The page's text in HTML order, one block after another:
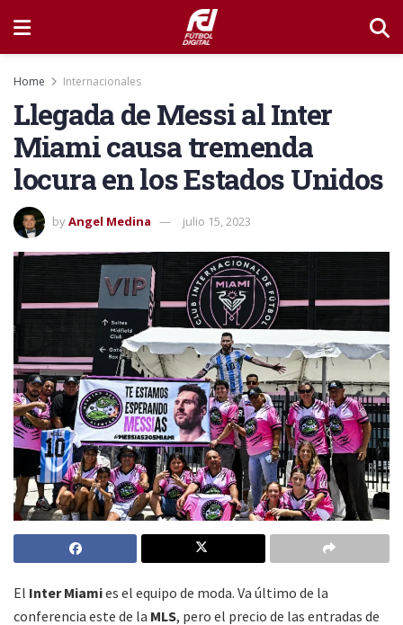
Home Internacionales
Llegada de Messi al Inter
Miami causa tremenda
locura en los Estados Unidos
byAngel Medina julio 15, 2023
El Inter Miamies el equipo de moda. Va último de la
conferencia este de la MLS, pero el precio de las entradas de